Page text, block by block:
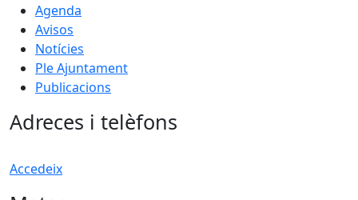
Agenda
Avisos
Notícies
Ple Ajuntament
Publicacions
Adreces i telèfons
Accedeix